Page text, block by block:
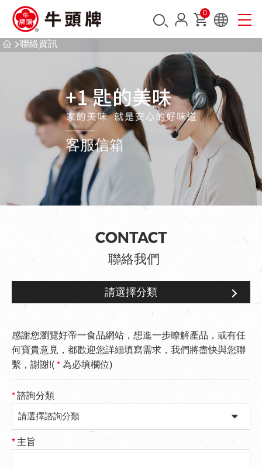
0
客服信箱
聯絡資訊
CONTACT
聯絡我們
請選擇分類
感謝您瀏覽好帝一食品網站，想進一步瞭解產品，或有任
何寶貴意見，都歡迎您詳細填寫需求，我們將盡快與您聯
繫，謝謝!( * 為必填欄位)
*諮詢分類
* 主旨